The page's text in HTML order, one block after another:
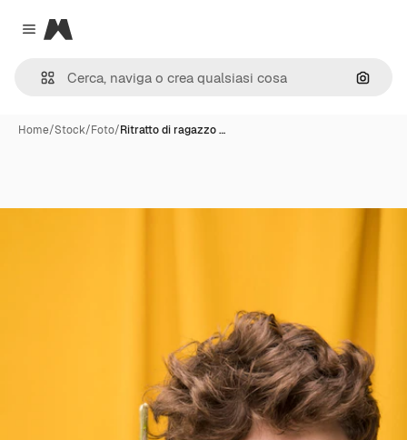
Close menu
Magnific
Cerca
Home/Stock/Foto/Ritratto di ragazzo …